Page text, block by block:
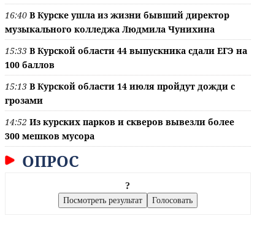
16:40 В Курске ушла из жизни бывший директор
музыкального колледжа Людмила Чунихина
15:33 В Курской области 44 выпускника сдали ЕГЭ на
100 баллов
15:13 В Курской области 14 июля пройдут дожди с
грозами
14:52 Из курских парков и скверов вывезли более
300 мешков мусора
ОПРОС
?